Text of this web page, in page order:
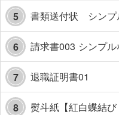
5 書類送付状 シンプ
6 請求書003 シンプル
7 退職証明書01
8 熨斗紙【紅白蝶結